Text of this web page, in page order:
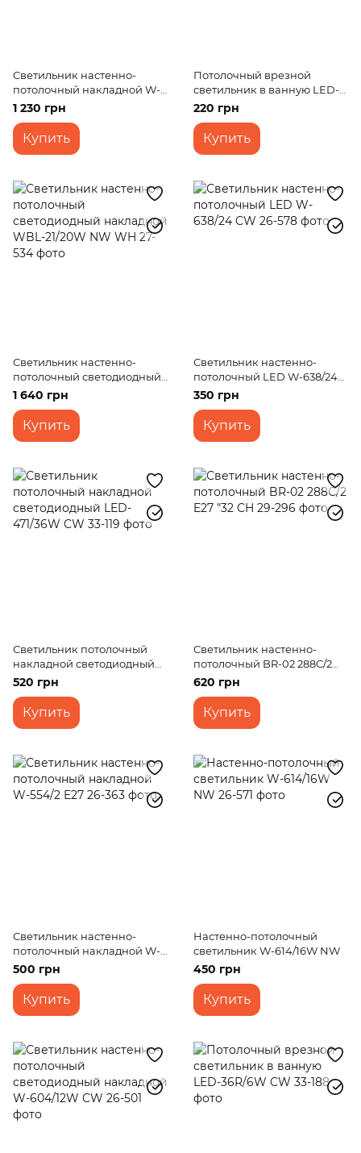
Светильник настенно-
потолочный накладной W-
155/3SN
1 230 грн
Купить
Потолочный врезной
светильник в ванную LED-
36R/8W CW
220 грн
Купить
Светильник настенно-
потолочный светодиодный
накладной WBL-21/20W NW
1 640 грн
Купить
Светильник настенно-
потолочный LED W-638/24
CW
350 грн
Купить
Светильник потолочный
накладной светодиодный
LED-471/36W CW
520 грн
Купить
Светильник настенно-
потолочный BR-02 288C/2
E27 "32 CH
620 грн
Купить
Светильник настенно-
потолочный накладной W-
554/2 E27
500 грн
Купить
Настенно-потолочный
светильник W-614/16W NW
450 грн
Купить